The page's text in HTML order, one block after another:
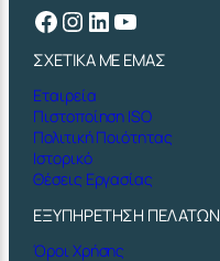
Facebook Instagram Linkedin YouTube
ΣΧΕΤΙΚΑ ΜΕ ΕΜΑΣ
Εταιρεία
Πιστοποίηση ISO
Πολιτική Ποιότητας
Ιστορικό
Θέσεις Εργασίας
ΕΞΥΠΗΡΕΤΗΣΗ ΠΕΛΑΤΩΝ
Όροι Χρήσης